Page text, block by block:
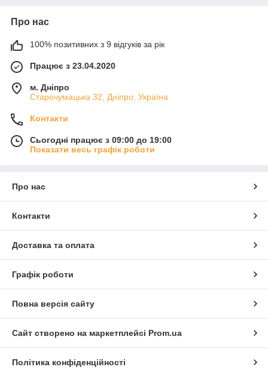
Про нас
100% позитивних з 9 відгуків за рік
Працює з 23.04.2020
м. Дніпро
Старочумацька 32, Дніпро, Україна
Контакти
Сьогодні працює з 09:00 до 19:00
Показати весь графік роботи
Про нас
Контакти
Доставка та оплата
Графік роботи
Повна версія сайту
Сайт створено на маркетплейсі Prom.ua
Політика конфіденційності